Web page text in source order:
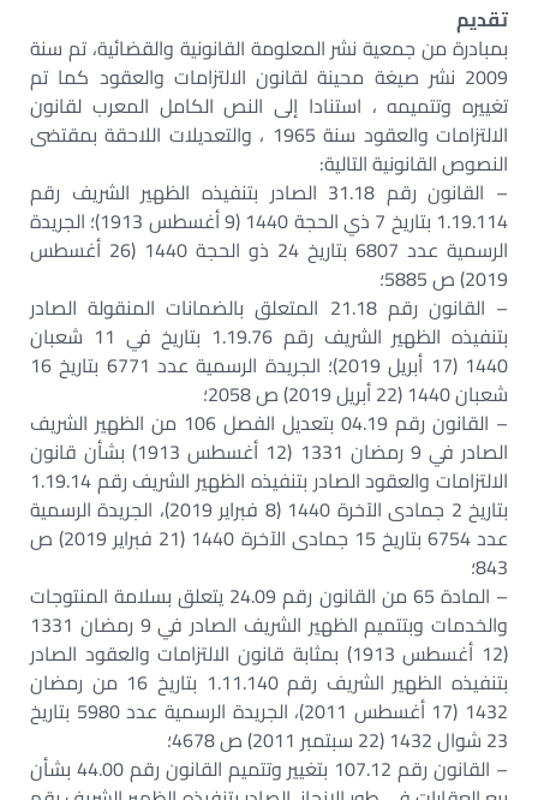
تقديم
بمبادرة من جمعية نشر المعلومة القانونية والقضائية، تم سنة
2009 نشر صيغة محينة لقانون الالتزامات والعقود كما تم
تغييره وتتميمه ، استنادا إلى النص الكامل المعرب لقانون
الالتزامات والعقود سنة 1965 ، والتعديلات اللاحقة بمقتضى
النصوص القانونية التالية:
– القانون رقم 31.18 الصادر بتنفيذه الظهير الشريف رقم
1.19.114 بتاريخ 7 ذي الحجة 1440 (9 أغسطس 1913)؛ الجريدة
الرسمية عدد 6807 بتاريخ 24 ذو الحجة 1440 (26 أغسطس
2019) ص 5885؛
– القانون رقم 21.18 المتعلق بالضمانات المنقولة الصادر
بتنفيذه الظهير الشريف رقم 1.19.76 بتاريخ في 11 شعبان
1440 (17 أبريل 2019)؛ الجريدة الرسمية عدد 6771 بتاريخ 16
شعبان 1440 (22 أبريل 2019) ص 2058؛
– القانون رقم 04.19 بتعديل الفصل 106 من الظهير الشريف
الصادر في 9 رمضان 1331 (12 أغسطس 1913) بشأن قانون
الالتزامات والعقود الصادر بتنفيذه الظهير الشريف رقم 1.19.14
بتاريخ 2 جمادى الآخرة 1440 (8 فبراير 2019)، الجريدة الرسمية
عدد 6754 بتاريخ 15 جمادى الآخرة 1440 (21 فبراير 2019) ص
843؛
– المادة 65 من القانون رقم 24.09 يتعلق بسلامة المنتوجات
والخدمات وبتتميم الظهير الشريف الصادر في 9 رمضان 1331
(12 أغسطس 1913) بمثابة قانون الالتزامات والعقود الصادر
بتنفيذه الظهير الشريف رقم 1.11.140 بتاريخ 16 من رمضان
1432 (17 أغسطس 2011)، الجريدة الرسمية عدد 5980 بتاريخ
23 شوال 1432 (22 سبتمبر 2011) ص 4678؛
– القانون رقم 107.12 بتغيير وتتميم القانون رقم 44.00 بشأن